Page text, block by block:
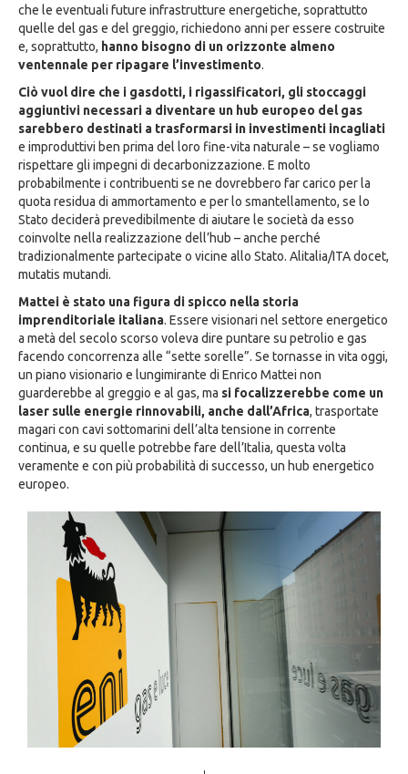
che le eventuali future infrastrutture energetiche, soprattutto
quelle del gas e del greggio, richiedono anni per essere costruite
e, soprattutto, hanno bisogno di un orizzonte almeno
ventennale per ripagare l’investimento.
Ciò vuol dire che i gasdotti, i rigassificatori, gli stoccaggi
aggiuntivi necessari a diventare un hub europeo del gas
sarebbero destinati a trasformarsi in investimenti incagliati
e improduttivi ben prima del loro fine-vita naturale – se vogliamo
rispettare gli impegni di decarbonizzazione. E molto
probabilmente i contribuenti se ne dovrebbero far carico per la
quota residua di ammortamento e per lo smantellamento, se lo
Stato deciderà prevedibilmente di aiutare le società da esso
coinvolte nella realizzazione dell’hub – anche perché
tradizionalmente partecipate o vicine allo Stato. Alitalia/ITA docet,
mutatis mutandi.
Mattei è stato una figura di spicco nella storia
imprenditoriale italiana. Essere visionari nel settore energetico
a metà del secolo scorso voleva dire puntare su petrolio e gas
facendo concorrenza alle “sette sorelle”. Se tornasse in vita oggi,
un piano visionario e lungimirante di Enrico Mattei non
guarderebbe al greggio e al gas, ma si focalizzerebbe come un
laser sulle energie rinnovabili, anche dall’Africa, trasportate
magari con cavi sottomarini dell’alta tensione in corrente
continua, e su quelle potrebbe fare dell’Italia, questa volta
veramente e con più probabilità di successo, un hub energetico
europeo.